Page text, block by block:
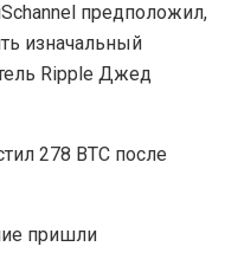
предположил,
изначальный
Ripple Джед
278 BTC после
пришли